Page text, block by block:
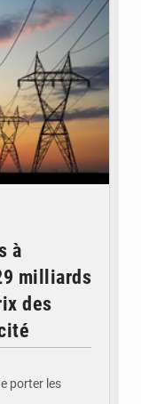
à
milliards
des
porter les